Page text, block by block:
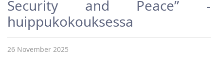
Security and Peace” -
huippukokouksessa
26 November 2025